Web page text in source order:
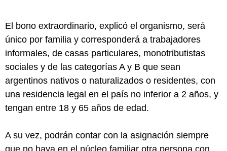
El bono extraordinario, explicó el organismo, será
único por familia y corresponderá a trabajadores
informales, de casas particulares, monotributistas
sociales y de las categorías A y B que sean
argentinos nativos o naturalizados o residentes, con
una residencia legal en el país no inferior a 2 años, y
tengan entre 18 y 65 años de edad.
A su vez, podrán contar con la asignación siempre
que no haya en el núcleo familiar otra persona con